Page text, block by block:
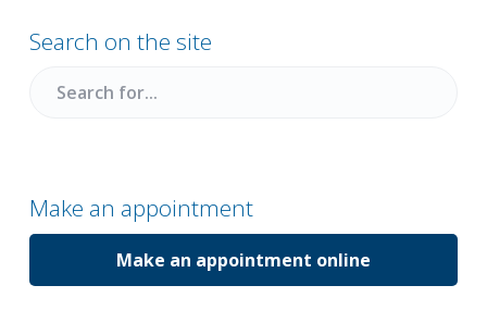
Search on the site
Make an appointment
Make an appointment online